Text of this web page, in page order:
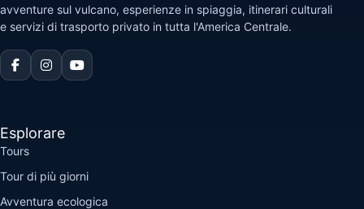
avventure sul vulcano, esperienze in spiaggia, itinerari culturali
e servizi di trasporto privato in tutta l'America Centrale.
Esplorare
Tours
Tour di più giorni
Avventura ecologica